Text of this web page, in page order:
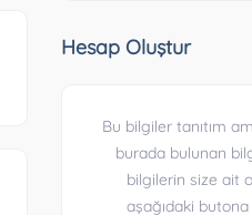
Hesap Oluştur
Bu bilgiler tanıtım
burada bulunan
bilgilerin size ait
aşağıdaki